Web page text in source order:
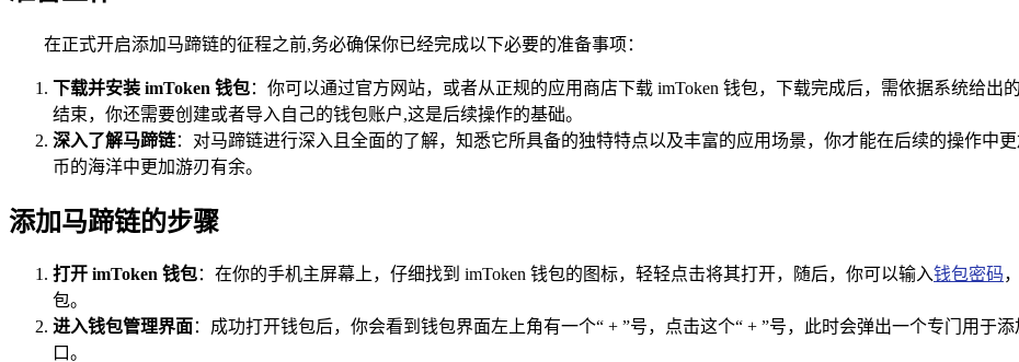
在正式开启添加马蹄链的征程之前,务必确保你已经完成以下必要的准备事项：
下载并安装 imToken 钱包：你可以通过官方网站，或者从正规的应用商店下载 imToken 钱包，下载完成后，需依据系统给出
结束，你还需要创建或者导入自己的钱包账户,这是后续操作的基础。
深入了解马蹄链：对马蹄链进行深入且全面的了解，知悉它所具备的独特特点以及丰富的应用场景，你才能在后续的操作中
币的海洋中更加游刃有余。
添加马蹄链的步骤
打开 imToken 钱包：在你的手机主屏幕上，仔细找到 imToken 钱包的图标，轻轻点击将其打开，随后，你可以输入钱包密码
包。
进入钱包管理界面：成功打开钱包后，你会看到钱包界面左上角有一个“ + ”号，点击这个“ + ”号，此时会弹出一个专门用于
口。